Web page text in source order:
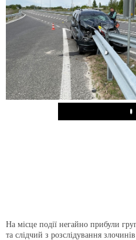
На місце події негайно прибули
та слідчий з розслідування